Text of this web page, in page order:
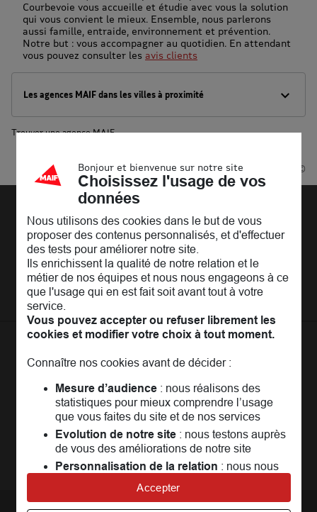
Courbevoie vous accueille et étudie avec vous la solution
qui vous convient le mieux. Ensemble, nous parlerons
aussi famille, entraide, environnement et prévention.
Notre but : vous accompagner au quotidien. En attendant
vous pouvez consulter les avis clients
Les agences MAIF dans les villes à proximité
Trouver une agence MAIF
Powered by evermaps ©
Découvrir la MAIF
L'Entreprise
MAIF Recrute
Espace presse
MAIF MAG
MAIF Evénements
Adhérer à la MAIF
MAIF Impact
Pages les plus consultées
Assurance auto
Assurance moto
Crédit auto
Assurance habitation jeunes
Assurance décès
Assurance vie
Plan d'épargne retraite (PER)
Avis MAIF (Avis Vérifiés)
Nos conseils
FAQ
Conseils de prévention
Solutions éducatives
Achat véhicule
Achat immobilier
Nos partenaires services
LaCommunautéMAIF
Un espace réservé aux sociétaires pouréchanger,
partager, profiter...
Rejoindre la communauté
Bonjour et bienvenue sur notre site
Choisissez l'usage de vos
données
Nous utilisons des cookies dans le but de vous
proposer des contenus personnalisés, et d'effectuer
des tests pour améliorer notre site.
Ils enrichissent la qualité de notre relation et le
métier de nos équipes et nous nous engageons à ce
que l'usage qui en est fait soit avant tout à votre
service.
Vous pouvez accepter ou refuser librement les
cookies et modifier votre choix à tout moment.
Connaître nos cookies avant de décider :
Mesure d’audience: nous réalisons des
statistiques pour mieux comprendre l’usage
que vous faites du site et de nos services
Evolution de notre site: nous testons auprès
de vous des améliorations de notre site
Personnalisation de la relation : nous nous
et personnaliser nos offres
Accepter